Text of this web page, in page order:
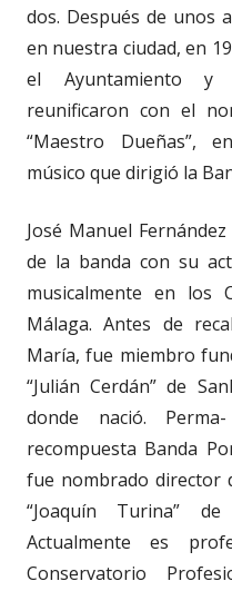
dos. Después de unos
en nuestra ciudad, en
el Ayuntamiento y
reunificaron con el
“Maestro Dueñas”,
músico que dirigió la
José Manuel
de la banda con su
musicalmente en los
Málaga. Antes de
María, fue miembro
“Julián Cerdán” de
donde nació.
recompuesta Banda
fue nombrado director
“Joaquín Turina”
Actualmente es
Conservatorio